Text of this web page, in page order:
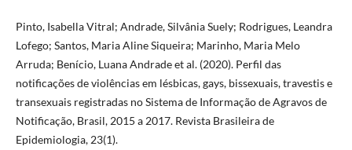
Pinto, Isabella Vitral; Andrade, Silvânia Suely; Rodrigues, Leandra
Lofego; Santos, Maria Aline Siqueira; Marinho, Maria Melo
Arruda; Benício, Luana Andrade et al. (2020). Perfil das
notificações de violências em lésbicas, gays, bissexuais, travestis e
transexuais registradas no Sistema de Informação de Agravos de
Notificação, Brasil, 2015 a 2017. Revista Brasileira de
Epidemiologia, 23(1).